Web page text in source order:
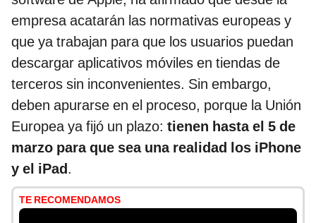
empresa acatarán las normativas europeas y
que ya trabajan para que los usuarios puedan
descargar aplicativos móviles en tiendas de
terceros sin inconvenientes. Sin embargo,
deben apurarse en el proceso, porque la Unión
Europea ya fijó un plazo: tienen hasta el 5 de
marzo para que sea una realidad los iPhone
y el iPad.
TE RECOMENDAMOS